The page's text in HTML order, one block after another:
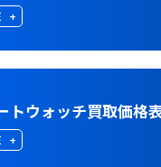
トウォッチ買取価格